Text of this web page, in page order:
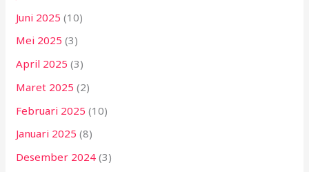
Juni 2025 (10)
Mei 2025 (3)
April 2025 (3)
Maret 2025 (2)
Februari 2025 (10)
Januari 2025 (8)
Desember 2024 (3)